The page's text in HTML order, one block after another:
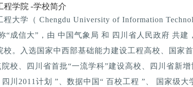
程学院 -学校简介
程大学（ Chengdu University of Information
“成信大”，由 中国气象局 和 四川省人民政府 共建
校。入选国家中西部基础能力建设工程高校、国家
院校、四川省首批“一流学科”建设高校、四川省新
川2011计划 ”、数据中国“ 百校工程 ”、 国家级大